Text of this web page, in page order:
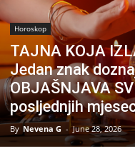
Horoskop
TAJNA KOJA
Jedan znak
OBJAŠNJAVA
posljednjih
By Nevena G - June 28, 2026